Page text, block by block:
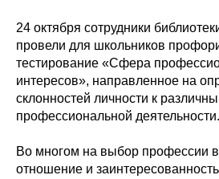
24 октября сотрудники
провели для школьников
тестирование «Сфера
интересов», направленное на
склонностей личности к
профессиональной деятельности.
Во многом на выбор профессии
отношение и